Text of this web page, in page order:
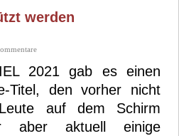
werden
2021 gab es einen
Titel, den vorher nicht
auf dem Schirm
aber aktuell einige